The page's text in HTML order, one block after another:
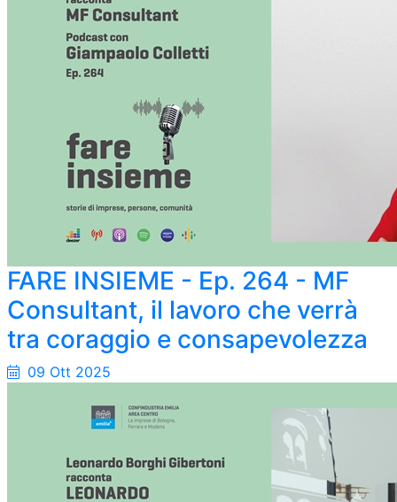
FARE INSIEME - Ep. 264 - MF
Consultant, il lavoro che verrà
tra coraggio e consapevolezza
09 Ott 2025